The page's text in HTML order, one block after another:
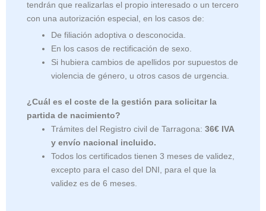
tendrán que realizarlas el propio interesado o un tercero
con una autorización especial, en los casos de:
De filiación adoptiva o desconocida.
En los casos de rectificación de sexo.
Si hubiera cambios de apellidos por supuestos de
violencia de género, u otros casos de urgencia.
¿Cuál es el coste de la gestión para solicitar la
partida de nacimiento?
Trámites del Registro civil de Tarragona:36€ IVA
y envío nacional incluido.
Todos los certificados tienen 3 meses de validez,
excepto para el caso del DNI, para el que la
validez es de 6 meses.